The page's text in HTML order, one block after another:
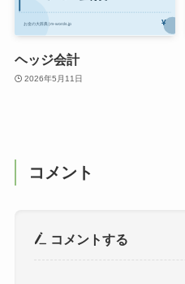
ヘッジ会計
2026年5月11日
コメント
コメントする